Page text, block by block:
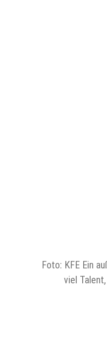
Foto: KFE Ein
viel